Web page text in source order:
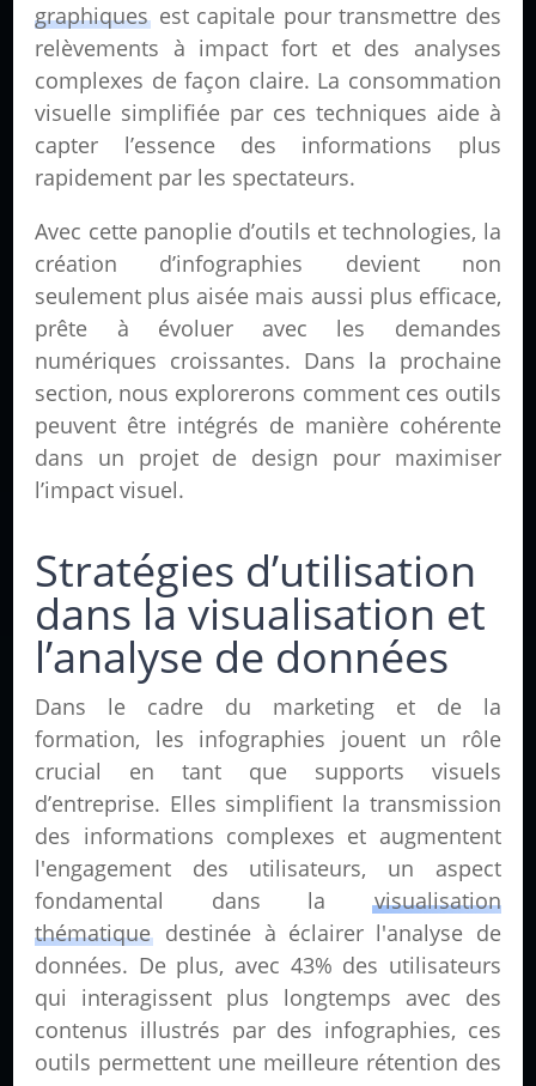
graphiques est capitale pour transmettre des
relèvements à impact fort et des analyses
complexes de façon claire. La consommation
visuelle simplifiée par ces techniques aide à
capter l’essence des informations plus
rapidement par les spectateurs.
Avec cette panoplie d’outils et technologies, la
création d’infographies devient non
seulement plus aisée mais aussi plus efficace,
prête à évoluer avec les demandes
numériques croissantes. Dans la prochaine
section, nous explorerons comment ces outils
peuvent être intégrés de manière cohérente
dans un projet de design pour maximiser
l’impact visuel.
Stratégies d’utilisation
dans la visualisation et
l’analyse de données
Dans le cadre du marketing et de la
formation, les infographies jouent un rôle
crucial en tant que supports visuels
d’entreprise. Elles simplifient la transmission
des informations complexes et augmentent
l'engagement des utilisateurs, un aspect
fondamental dans la visualisation
thématique destinée à éclairer l'analyse de
données. De plus, avec 43% des utilisateurs
qui interagissent plus longtemps avec des
contenus illustrés par des infographies, ces
outils permettent une meilleure rétention des